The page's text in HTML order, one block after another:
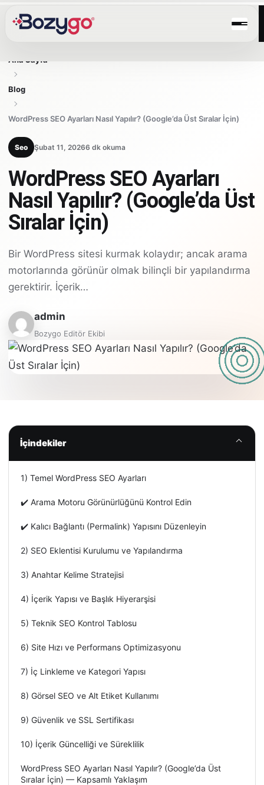
Ana Sayfa
Blog
WordPress SEO Ayarları Nasıl Yapılır? (Google’da Üst Sıralar İçin)
Seo Şubat 11, 20266 dk okuma
WordPress SEO Ayarları
Nasıl Yapılır? (Google’da Üst
Sıralar İçin)
Bir WordPress sitesi kurmak kolaydır; ancak arama
motorlarında görünür olmak bilinçli bir yapılandırma
gerektirir. İçerik…
admin
Bozygo Editör Ekibi
İçindekiler
1) Temel WordPress SEO Ayarları
✔️ Arama Motoru Görünürlüğünü Kontrol Edin
✔️ Kalıcı Bağlantı (Permalink) Yapısını Düzenleyin
2) SEO Eklentisi Kurulumu ve Yapılandırma
3) Anahtar Kelime Stratejisi
4) İçerik Yapısı ve Başlık Hiyerarşisi
5) Teknik SEO Kontrol Tablosu
6) Site Hızı ve Performans Optimizasyonu
7) İç Linkleme ve Kategori Yapısı
8) Görsel SEO ve Alt Etiket Kullanımı
9) Güvenlik ve SSL Sertifikası
10) İçerik Güncelliği ve Süreklilik
WordPress SEO Ayarları Nasıl Yapılır? (Google’da Üst
Sıralar İçin) — Kapsamlı Yaklaşım